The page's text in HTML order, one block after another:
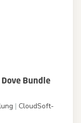
Bundle
| CloudSoft-